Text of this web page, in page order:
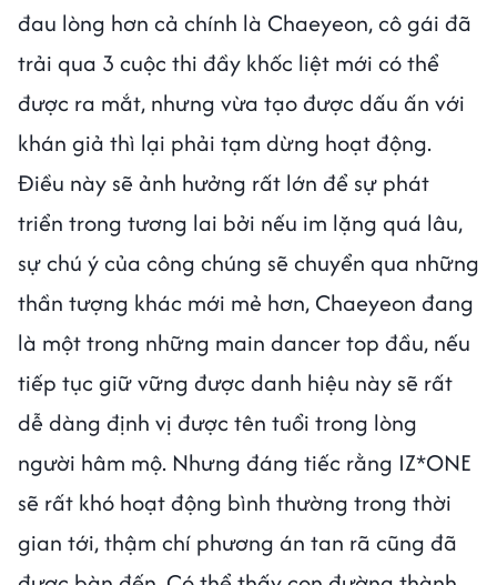
đau lòng hơn cả chính là Chaeyeon, cô gái đã
trải qua 3 cuộc thi đầy khốc liệt mới có thể
được ra mắt, nhưng vừa tạo được dấu ấn với
khán giả thì lại phải tạm dừng hoạt động.
Điều này sẽ ảnh hưởng rất lớn để sự phát
triển trong tương lai bởi nếu im lặng quá lâu,
sự chú ý của công chúng sẽ chuyển qua những
thần tượng khác mới mẻ hơn, Chaeyeon đang
là một trong những main dancer top đầu, nếu
tiếp tục giữ vững được danh hiệu này sẽ rất
dễ dàng định vị được tên tuổi trong lòng
người hâm mộ. Nhưng đáng tiếc rằng IZ*ONE
sẽ rất khó hoạt động bình thường trong thời
gian tới, thậm chí phương án tan rã cũng đã